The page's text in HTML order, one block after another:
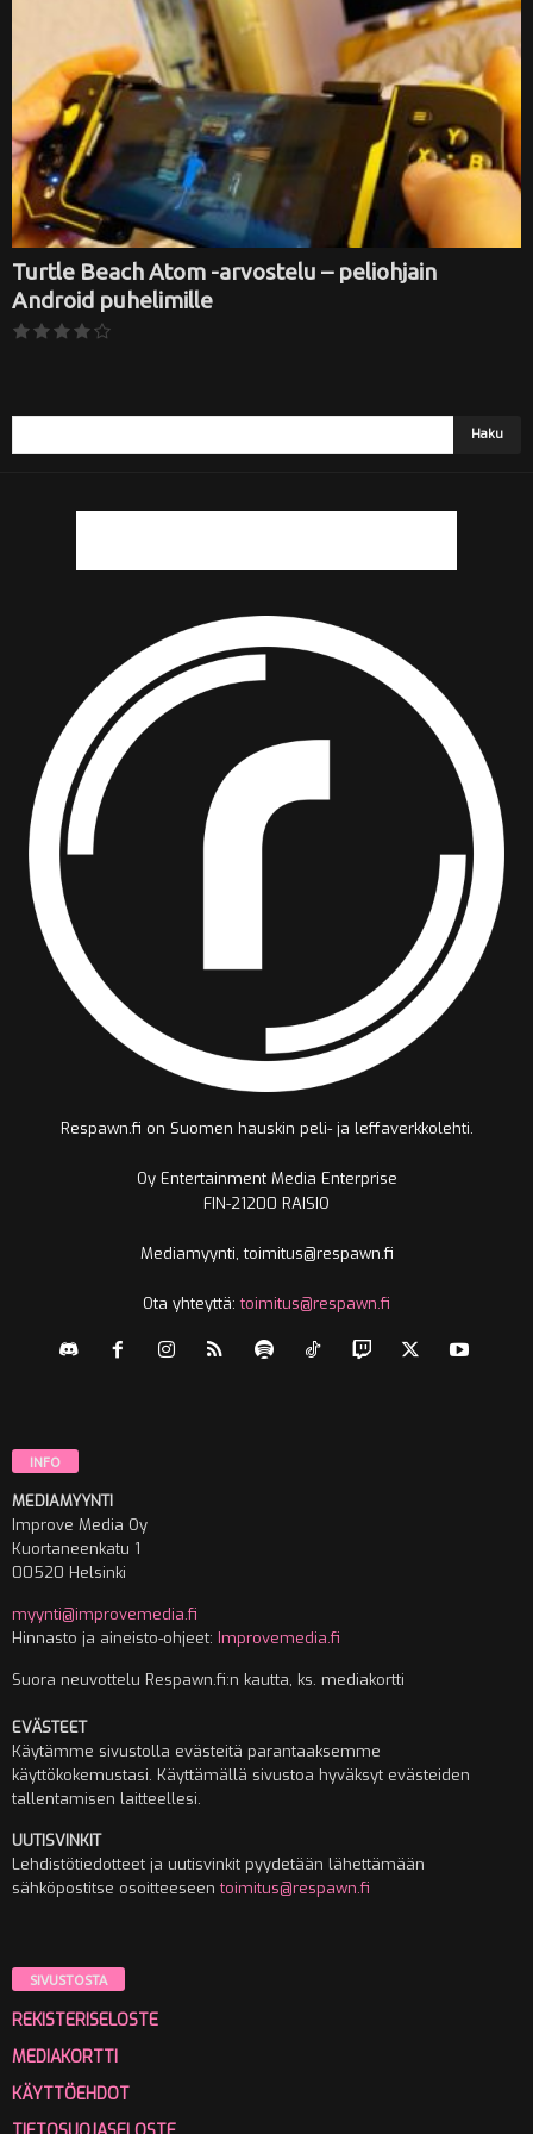
Turtle Beach Atom -arvostelu – peliohjain
Android puhelimille
Respawn.fi on Suomen hauskin peli- ja leffaverkkolehti.
Oy Entertainment Media Enterprise
FIN-21200 RAISIO
Mediamyynti, toimitus@respawn.fi
Ota yhteyttä:toimitus@respawn.fi
INFO
MEDIAMYYNTI
Improve Media Oy
Kuortaneenkatu 1
00520 Helsinki
myynti@improvemedia.fi
Hinnasto ja aineisto-ohjeet: Improvemedia.fi
Suora neuvottelu Respawn.fi:n kautta, ks. mediakortti
EVÄSTEET
Käytämme sivustolla evästeitä parantaaksemme
käyttökokemustasi. Käyttämällä sivustoa hyväksyt evästeiden
tallentamisen laitteellesi.
UUTISVINKIT
Lehdistötiedotteet ja uutisvinkit pyydetään lähettämään
sähköpostitse osoitteeseentoimitus@respawn.fi
SIVUSTOSTA
REKISTERISELOSTE
MEDIAKORTTI
KÄYTTÖEHDOT